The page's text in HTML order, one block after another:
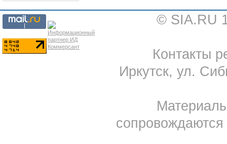
© SIA.RU
Контакты
Иркутск, ул.